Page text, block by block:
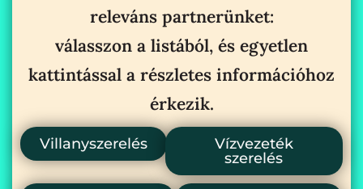
Villanyszerelés
Vízvezeték
szerelés
releváns partnerünket:
válasszon a listából, és egyetlen
kattintással a részletes információhoz
érkezik.